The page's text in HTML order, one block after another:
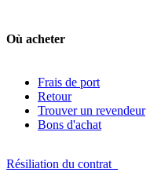
Où acheter
Frais de port
Retour
Trouver un revendeur
Bons d'achat
Résiliation du contrat